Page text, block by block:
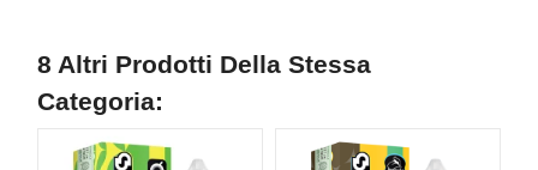
8 Altri Prodotti Della Stessa
Categoria: